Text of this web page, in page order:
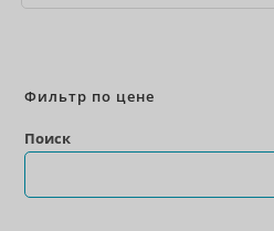
Фильтр по цене
Поиск